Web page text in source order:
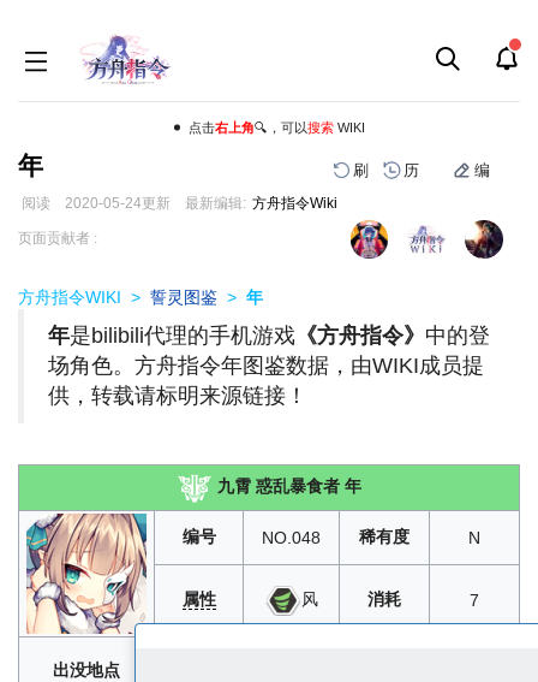
点击右上角🔍，可以搜索WIKI
年 刷 历 编
阅读 2020-05-24更新 最新编辑: 方舟指令Wiki
跳
航
跳
索
页面贡献者 :
方舟指令WIKI > 誓灵图鉴 > 年
年是bilibili代理的手机游戏 《方舟指令》 中的登
场角色。方舟指令年图鉴数据，由WIKI成员提
供，转载请标明来源链接！
九霄 惑乱暴食者 年
编号 NO.048 稀有度 N
属性 风 消耗 7
出没地点